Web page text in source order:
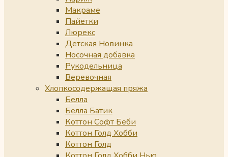
Макраме
Пайетки
Люрекс
Детская Новинка
Носочная добавка
Рукодельница
Веревочная
Хлопкосодержащая пряжа
Белла
Белла Батик
Коттон Софт Беби
Коттон Голд Хобби
Коттон Голд